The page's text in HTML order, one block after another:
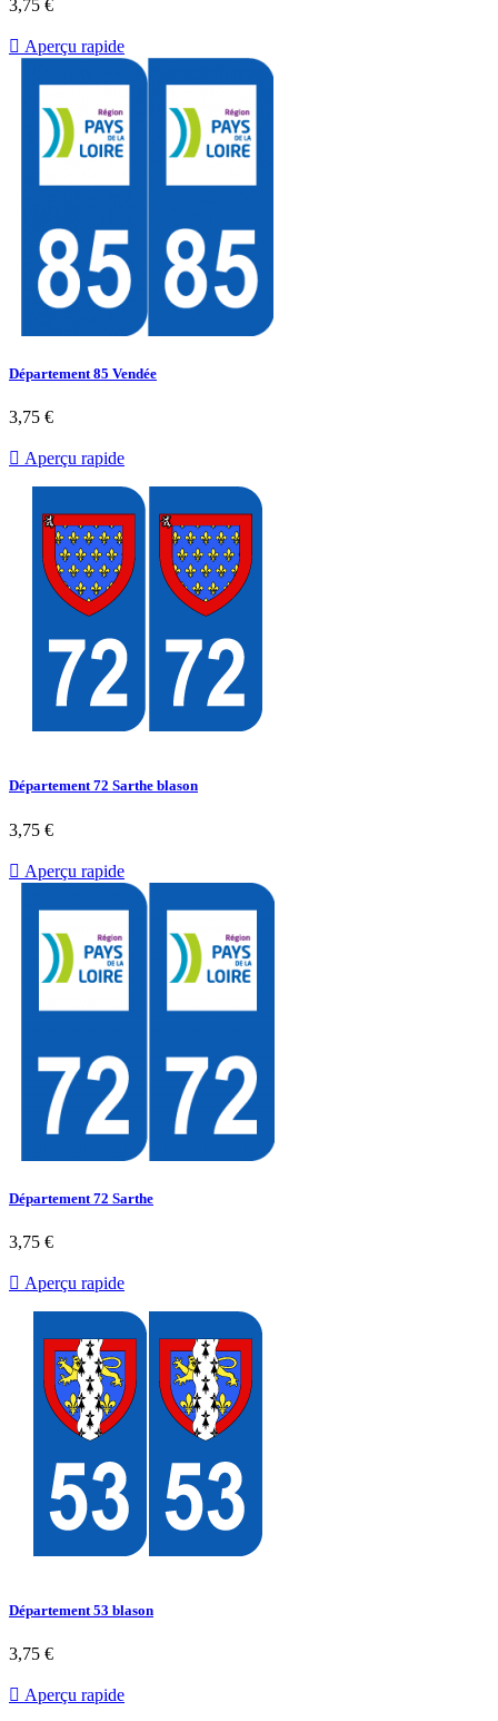
3,75 €
 Aperçu rapide
Département 85 Vendée
3,75 €
 Aperçu rapide
Département 72 Sarthe blason
3,75 €
 Aperçu rapide
Département 72 Sarthe
3,75 €
 Aperçu rapide
Département 53 blason
3,75 €
 Aperçu rapide